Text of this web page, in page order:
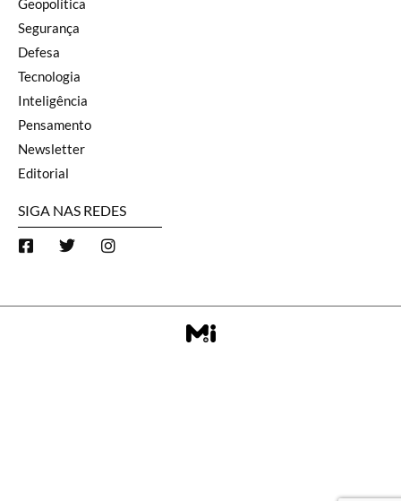
Geopolítica
Segurança
Defesa
Tecnologia
Inteligência
Pensamento
Newsletter
Editorial
SIGA NAS REDES